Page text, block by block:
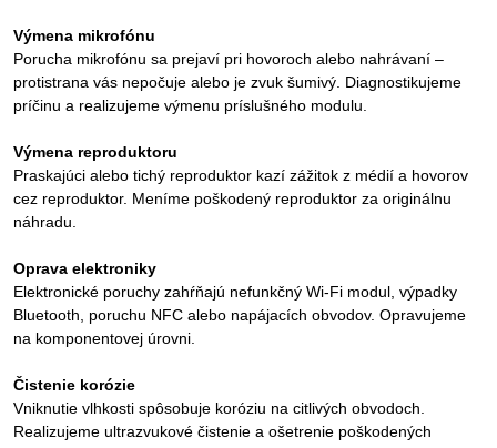
Výmena mikrofónu
Porucha mikrofónu sa prejaví pri hovoroch alebo nahrávaní –
protistrana vás nepočuje alebo je zvuk šumivý. Diagnostikujeme
príčinu a realizujeme výmenu príslušného modulu.
Výmena reproduktoru
Praskajúci alebo tichý reproduktor kazí zážitok z médií a hovorov
cez reproduktor. Meníme poškodený reproduktor za originálnu
náhradu.
Oprava elektroniky
Elektronické poruchy zahŕňajú nefunkčný Wi-Fi modul, výpadky
Bluetooth, poruchu NFC alebo napájacích obvodov. Opravujeme
na komponentovej úrovni.
Čistenie korózie
Vniknutie vlhkosti spôsobuje koróziu na citlivých obvodoch.
Realizujeme ultrazvukové čistenie a ošetrenie poškodených